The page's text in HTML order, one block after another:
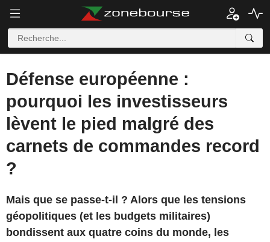
Défense européenne :
pourquoi les investisseurs
lèvent le pied malgré des
carnets de commandes record
?
Mais que se passe-t-il ? Alors que les tensions
géopolitiques (et les budgets militaires)
bondissent aux quatre coins du monde, les